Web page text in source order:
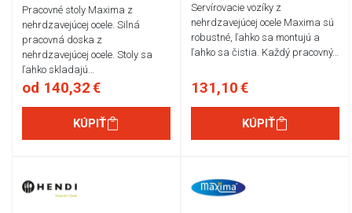
Pracovné stoly Maxima z
nehrdzavejúcej ocele. Silná
pracovná doska z
nehrdzavejúcej ocele. Stoly sa
ľahko skladajú…
od 140,32 €
KÚPIŤ
Servírovacie vozíky z
nehrdzavejúcej ocele Maxima sú
robustné, ľahko sa montujú a
ľahko sa čistia. Každý pracovný…
131,10 €
KÚPIŤ